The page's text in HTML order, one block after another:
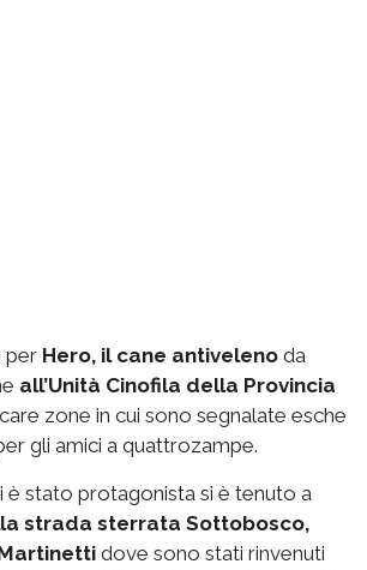
per Hero, il cane antiveleno da
all’Unità Cinofila della Provincia
zone in cui sono segnalate esche
gli amici a quattrozampe.
è stato protagonista si è tenuto a
strada sterrata Sottobosco,
dove sono stati rinvenuti